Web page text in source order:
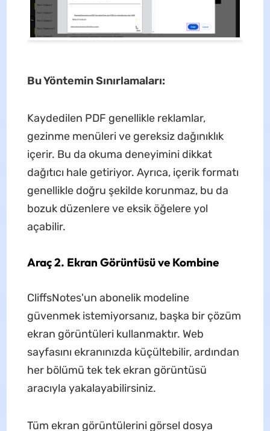
Bu Yöntemin Sınırlamaları:
Kaydedilen PDF genellikle reklamlar,
gezinme menüleri ve gereksiz dağınıklık
içerir. Bu da okuma deneyimini dikkat
dağıtıcı hale getiriyor. Ayrıca, içerik formatı
genellikle doğru şekilde korunmaz, bu da
bozuk düzenlere ve eksik öğelere yol
açabilir.
Araç 2. Ekran Görüntüsü ve Kombine
CliffsNotes'un abonelik modeline
güvenmek istemiyorsanız, başka bir çözüm
ekran görüntüleri kullanmaktır. Web
sayfasını ekranınızda küçültebilir, ardından
her bölümü tek tek ekran görüntüsü
aracıyla yakalayabilirsiniz.
Tüm ekran görüntülerini görsel dosya